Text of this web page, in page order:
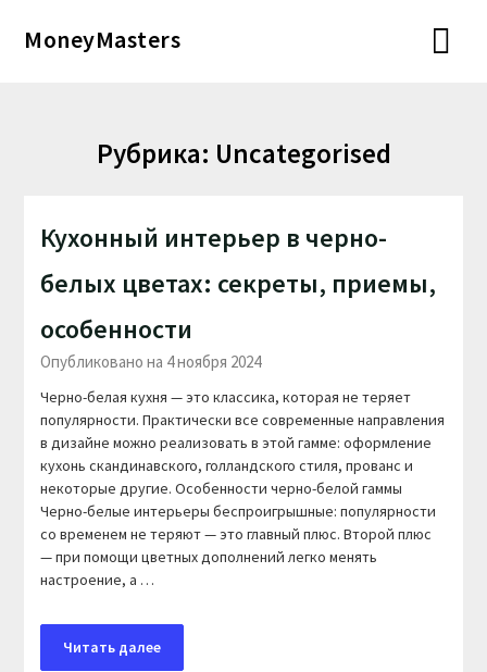
MoneyMasters
Рубрика: Uncategorised
Кухонный интерьер в черно-
белых цветах: секреты, приемы,
особенности
Опубликовано на 4 ноября 2024
Черно-белая кухня — это классика, которая не теряет
популярности. Практически все современные направления
в дизайне можно реализовать в этой гамме: оформление
кухонь скандинавского, голландского стиля, прованс и
некоторые другие. Особенности черно-белой гаммы
Черно-белые интерьеры беспроигрышные: популярности
со временем не теряют — это главный плюс. Второй плюс
— при помощи цветных дополнений легко менять
настроение, а …
Читать далее